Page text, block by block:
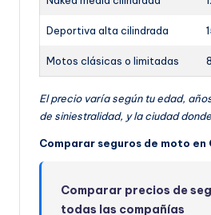
Deportiva alta cilindrada
Motos clásicas o limitadas
El precio varía según tu edad,
de siniestralidad, y la ciudad
Comparar seguros de moto en
Comparar precios de
todas las compañías